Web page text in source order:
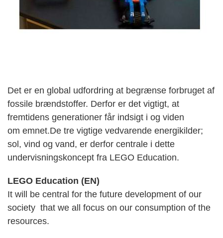
Det er en global udfordring at begrænse forbruget af
fossile brændstoffer. Derfor er det vigtigt, at
fremtidens generationer får indsigt i og viden
om emnet.De tre vigtige vedvarende energikilder;
sol, vind og vand, er derfor centrale i dette
undervisningskoncept fra LEGO Education.
LEGO Education (EN)
It will be central for the future development of our
society that we all focus on our consumption of the
resources.